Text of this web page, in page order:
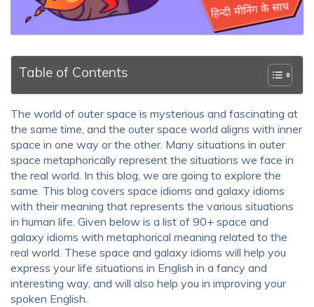
Table of Contents
The world of outer space is mysterious and fascinating at
the same time, and the outer space world aligns with inner
space in one way or the other. Many situations in outer
space metaphorically represent the situations we face in
the real world. In this blog, we are going to explore the
same. This blog covers space idioms and galaxy idioms
with their meaning that represents the various situations
in human life. Given below is a list of 90+ space and
galaxy idioms with metaphorical meaning related to the
real world. These space and galaxy idioms will help you
express your life situations in English in a fancy and
interesting way, and will also help you in improving your
spoken English.